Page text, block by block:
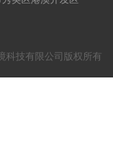
科技有限公司版权所有